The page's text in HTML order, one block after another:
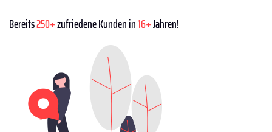
Bereits250+zufriedene Kunden in16+Jahren!